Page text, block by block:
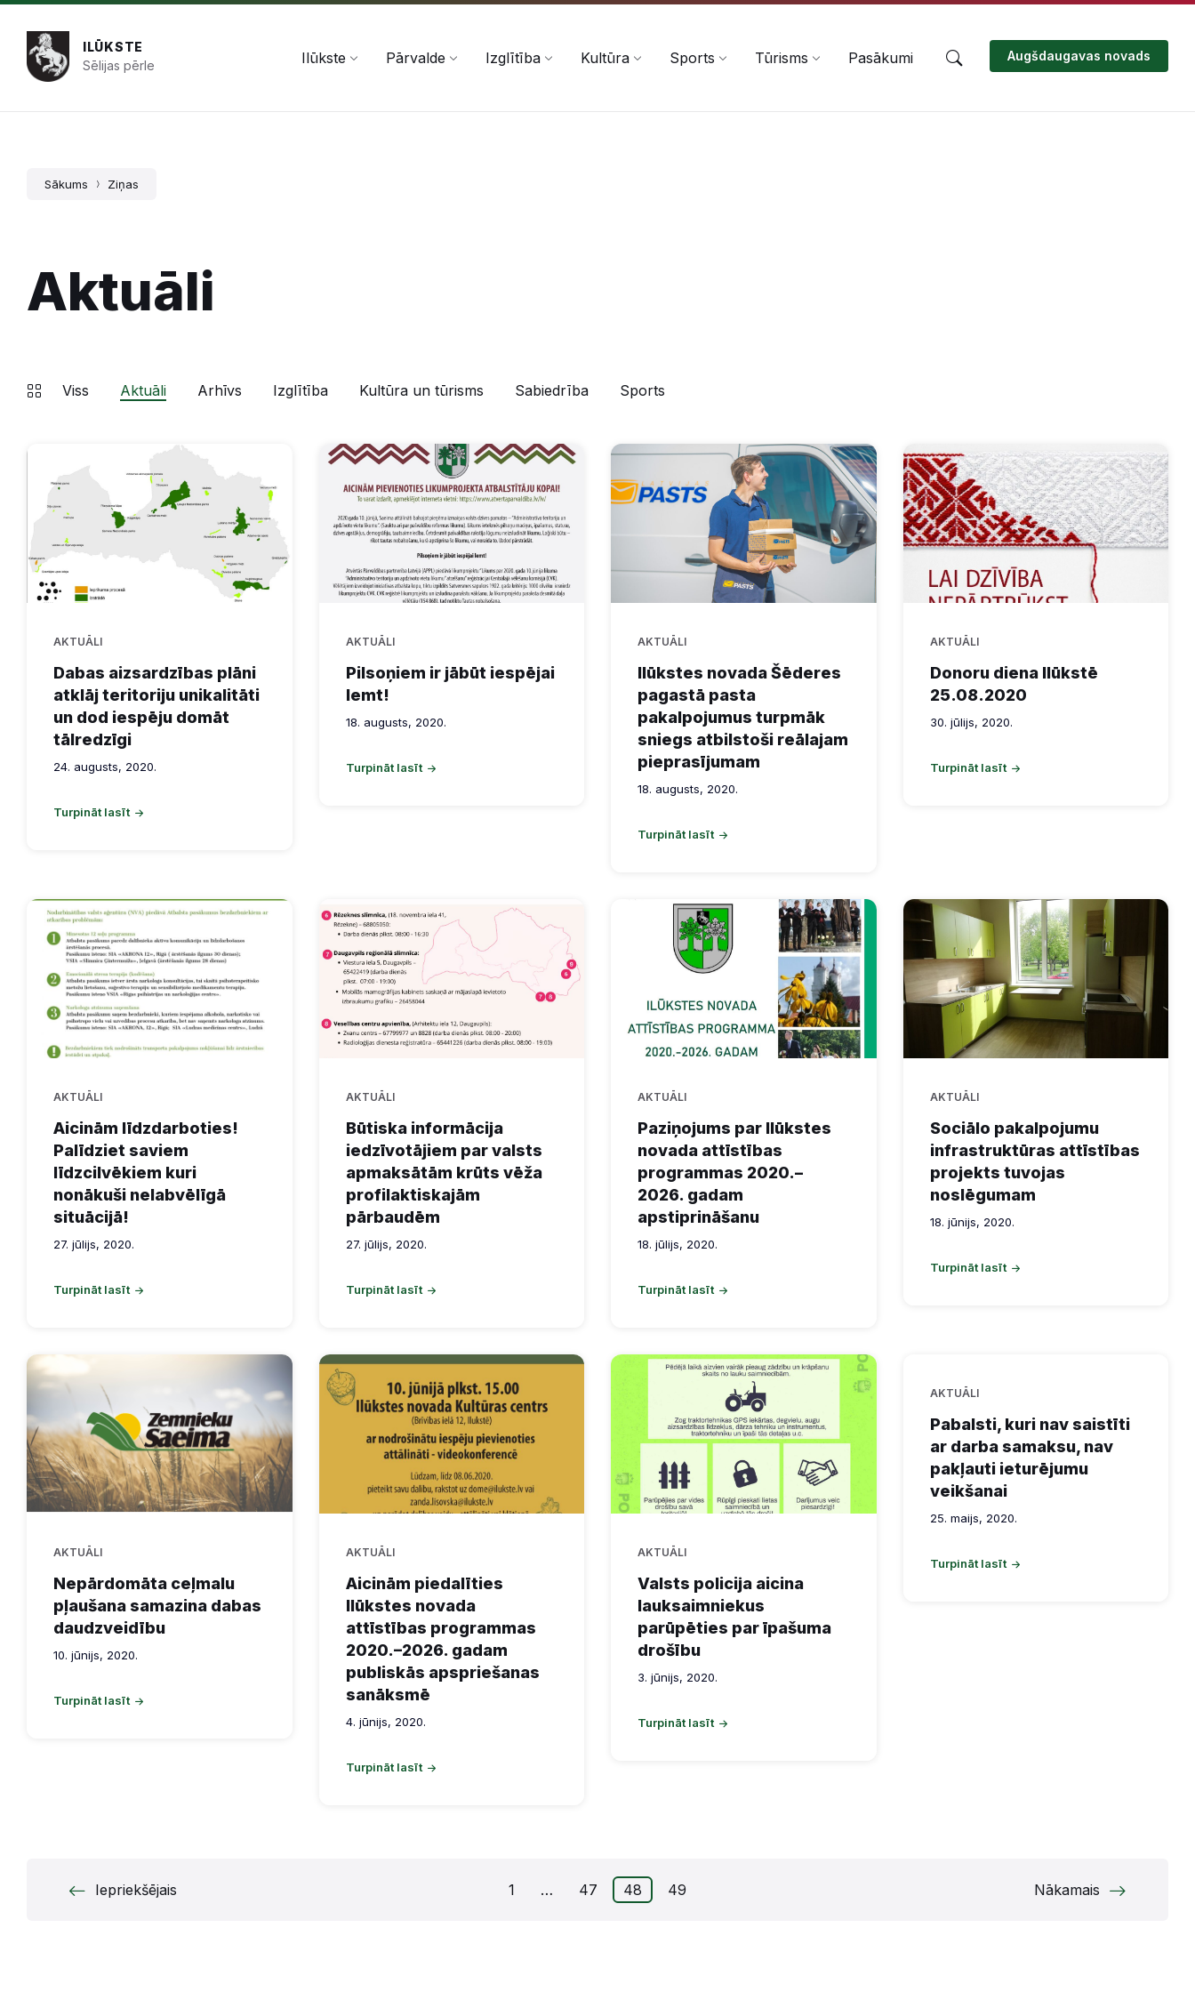
Pāriet
saturu
Skip
navigation
Skip
footer
ILŪKSTE
Sēlijas pērle
Ilūkste Pārvalde Izglītība Kultūra Sports Tūrisms Pasākumi Augšdaugavas novads
Sākums Ziņas
Aktuāli
Viss Aktuāli Arhīvs Izglītība Kultūra un tūrisms Sabiedrība Sports
AKTUĀLI
Dabas aizsardzības plāni
atklāj teritoriju unikalitāti
un dod iespēju domāt
tālredzīgi
24. augusts, 2020.
Turpināt lasīt
AKTUĀLI
Pilsoņiem ir jābūt iespējai
lemt!
18. augusts, 2020.
Turpināt lasīt
AKTUĀLI
Ilūkstes novada Šēderes
pagastā pasta
pakalpojumus turpmāk
sniegs atbilstoši reālajam
pieprasījumam
18. augusts, 2020.
Turpināt lasīt
AKTUĀLI
Donoru diena Ilūkstē
25.08.2020
30. jūlijs, 2020.
Turpināt lasīt
AKTUĀLI
Aicinām līdzdarboties!
Palīdziet saviem
līdzcilvēkiem kuri
nonākuši nelabvēlīgā
situācijā!
27. jūlijs, 2020.
Turpināt lasīt
AKTUĀLI
Būtiska informācija
iedzīvotājiem par valsts
apmaksātām krūts vēža
profilaktiskajām
pārbaudēm
27. jūlijs, 2020.
Turpināt lasīt
AKTUĀLI
Paziņojums par Ilūkstes
novada attīstības
programmas 2020.–
2026. gadam
apstiprināšanu
18. jūlijs, 2020.
Turpināt lasīt
AKTUĀLI
Sociālo pakalpojumu
infrastruktūras attīstības
projekts tuvojas
noslēgumam
18. jūnijs, 2020.
Turpināt lasīt
AKTUĀLI
Nepārdomāta ceļmalu
pļaušana samazina dabas
daudzveidību
10. jūnijs, 2020.
Turpināt lasīt
AKTUĀLI
Aicinām piedalīties
Ilūkstes novada
attīstības programmas
2020.–2026. gadam
publiskās apspriešanas
sanāksmē
4. jūnijs, 2020.
Turpināt lasīt
AKTUĀLI
Valsts policija aicina
lauksaimniekus
parūpēties par īpašuma
drošību
3. jūnijs, 2020.
Turpināt lasīt
AKTUĀLI
Pabalsti, kuri nav saistīti
ar darba samaksu, nav
pakļauti ieturējumu
veikšanai
25. maijs, 2020.
Turpināt lasīt
Ziņu
Iepriekšējais 1 … 47 48 49 Nākamais